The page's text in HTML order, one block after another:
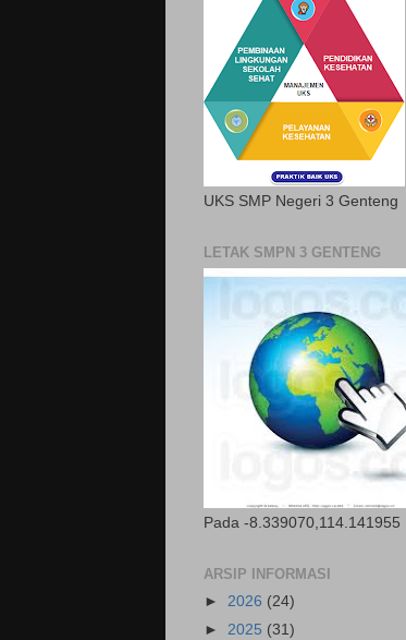
UKS SMP Negeri 3 Genteng
LETAK SMPN 3 GENTENG
Pada -8.339070,114.141955
ARSIP INFORMASI
► 2026 (24)
► 2025 (31)